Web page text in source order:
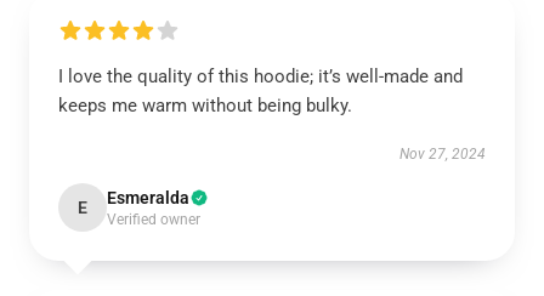
I love the quality of this hoodie; it’s well-made and
keeps me warm without being bulky.
Nov 27, 2024
E Esmeralda
Verified owner